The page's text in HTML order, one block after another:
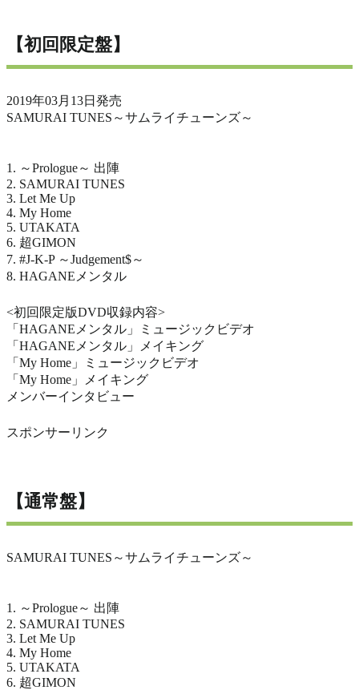
【初回限定盤】
2019年03月13日発売
SAMURAI TUNES～サムライチューンズ～
1. ～Prologue～ 出陣
2. SAMURAI TUNES
3. Let Me Up
4. My Home
5. UTAKATA
6. 超GIMON
7. #J-K-P ～Judgement$～
8. HAGANEメンタル
<初回限定版DVD収録内容>
「HAGANEメンタル」ミュージックビデオ
「HAGANEメンタル」メイキング
「My Home」ミュージックビデオ
「My Home」メイキング
メンバーインタビュー
スポンサーリンク
【通常盤】
SAMURAI TUNES～サムライチューンズ～
1. ～Prologue～ 出陣
2. SAMURAI TUNES
3. Let Me Up
4. My Home
5. UTAKATA
6. 超GIMON